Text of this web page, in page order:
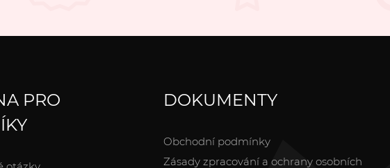
PRO
DOKUMENTY
Obchodní podmínky
Zásady zpracování a ochrany osobních